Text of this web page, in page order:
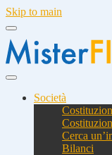
Skip to main
Società
Cerca
Bilanci